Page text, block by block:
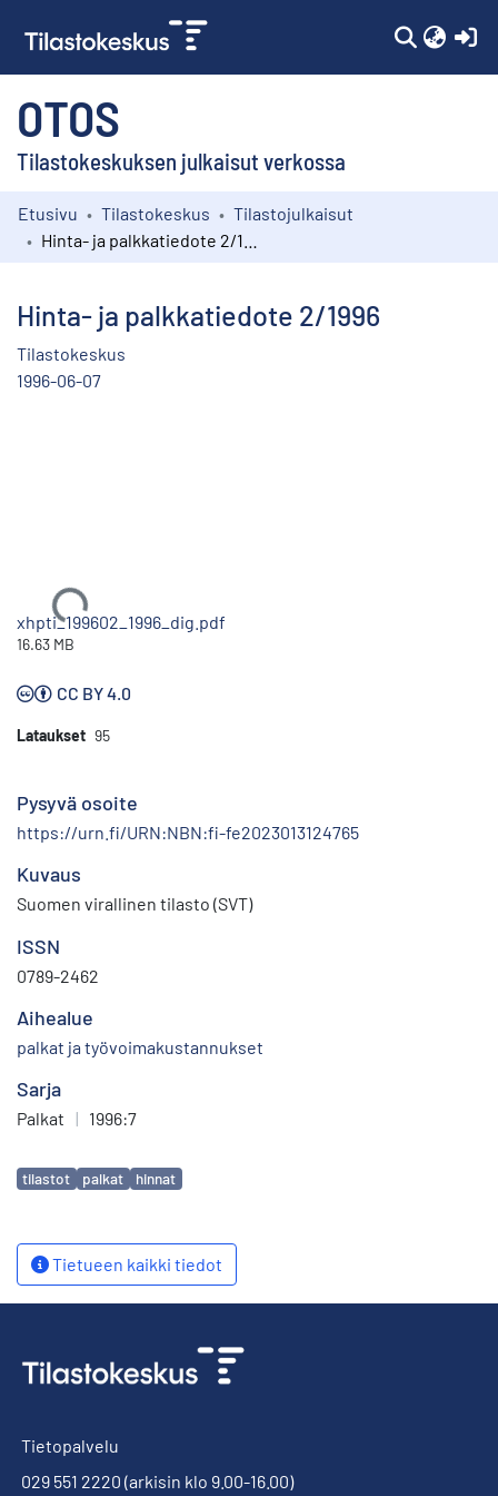
OTOS
Tilastokeskuksen julkaisut verkossa
Kokoelmat
Etusivu Tilastokeskus
Tilastojulkaisut
Hinta- ja palkkatiedote 2/1996
Tilastokeskus
1996-06-07
Ladataan...
xhpti_199602_1996_dig.pdf
16.63 MB
CC BY 4.0
Lataukset 95
Pysyvä osoite
https://urn.fi/URN:NBN:fi-fe2023013124765
Kuvaus
Suomen virallinen tilasto (SVT)
ISSN
0789-2462
Aihealue
palkat ja työvoimakustannukset
Sarja
Palkat | 1996:7
Avainsanat
tilastot palkat hinnat
Tietueen kaikki tiedot
Tietopalvelu
029 551 2220 (arkisin klo 9.00-16.00)